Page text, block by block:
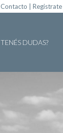
Contacto Registrate
TENÉS DUDAS?